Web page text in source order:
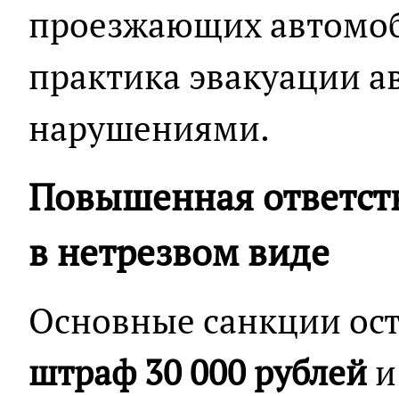
проезжающих
практика эвакуации
нарушениями.
Повышенная
в нетрезвом виде
Основные санкции
штраф 30 000 рублей